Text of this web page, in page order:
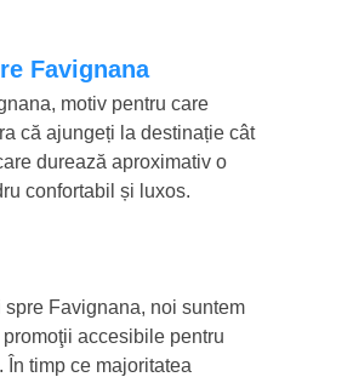
Favignana
motiv pentru care
că ajungeți la destinație cât
durează aproximativ o
confortabil și luxos.
Favignana, noi suntem
accesibile pentru
timp ce majoritatea